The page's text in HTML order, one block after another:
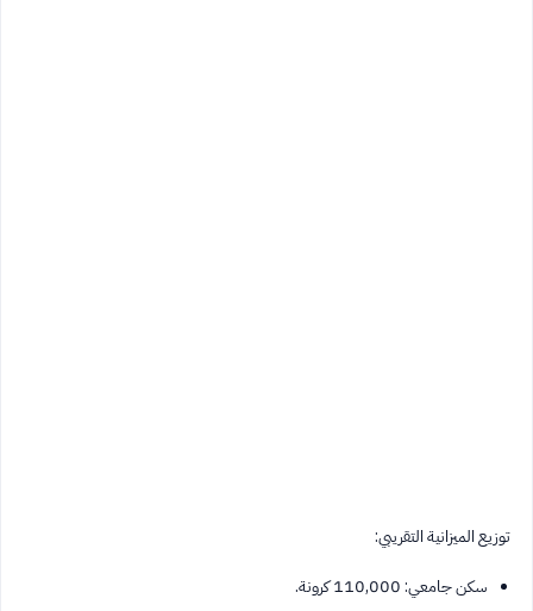
توزيع الميزانية التقريبي:
سكن جامعي: 110,000 كرونة.